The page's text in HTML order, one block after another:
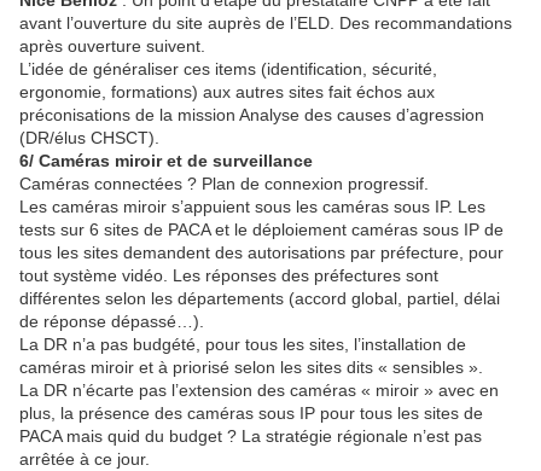
avant l’ouverture du site auprès de l’ELD. Des recommandations
après ouverture suivent.
L’idée de généraliser ces items (identification, sécurité,
ergonomie, formations) aux autres sites fait échos aux
préconisations de la mission Analyse des causes d’agression
(DR/élus CHSCT).
6/ Caméras miroir et de surveillance
Caméras connectées ? Plan de connexion progressif.
Les caméras miroir s’appuient sous les caméras sous IP. Les
tests sur 6 sites de PACA et le déploiement caméras sous IP de
tous les sites demandent des autorisations par préfecture, pour
tout système vidéo. Les réponses des préfectures sont
différentes selon les départements (accord global, partiel, délai
de réponse dépassé…).
La DR n’a pas budgété, pour tous les sites, l’installation de
caméras miroir et à priorisé selon les sites dits « sensibles ».
La DR n’écarte pas l’extension des caméras « miroir » avec en
plus, la présence des caméras sous IP pour tous les sites de
PACA mais quid du budget ? La stratégie régionale n’est pas
arrêtée à ce jour.